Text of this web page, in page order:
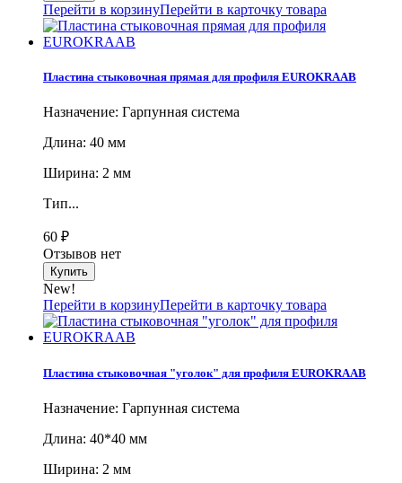
Перейти в корзинуПерейти в карточку товара
Пластина стыковочная прямая для профиля EUROKRAAB
Назначение: Гарпунная система
Длина: 40 мм
Ширина: 2 мм
Тип...
60 ₽
Отзывов нет
New!
Перейти в корзинуПерейти в карточку товара
Пластина стыковочная "уголок" для профиля EUROKRAAB
Назначение: Гарпунная система
Длина: 40*40 мм
Ширина: 2 мм